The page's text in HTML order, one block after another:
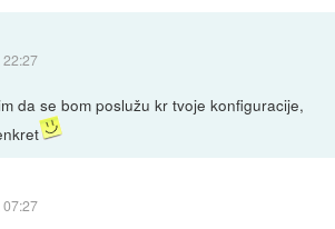
22:27
da se bom poslužu kr tvoje konfiguracije,
07:27